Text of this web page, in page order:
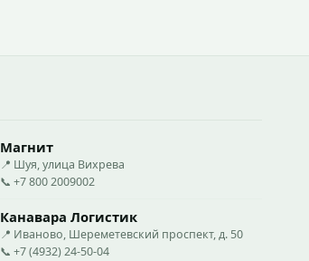
Магнит
📍 Шуя, улица Вихрева
📞 +7 800 2009002
Канавара Логистик
📍 Иваново, Шереметевский проспект, д. 50
📞 +7 (4932) 24-50-04